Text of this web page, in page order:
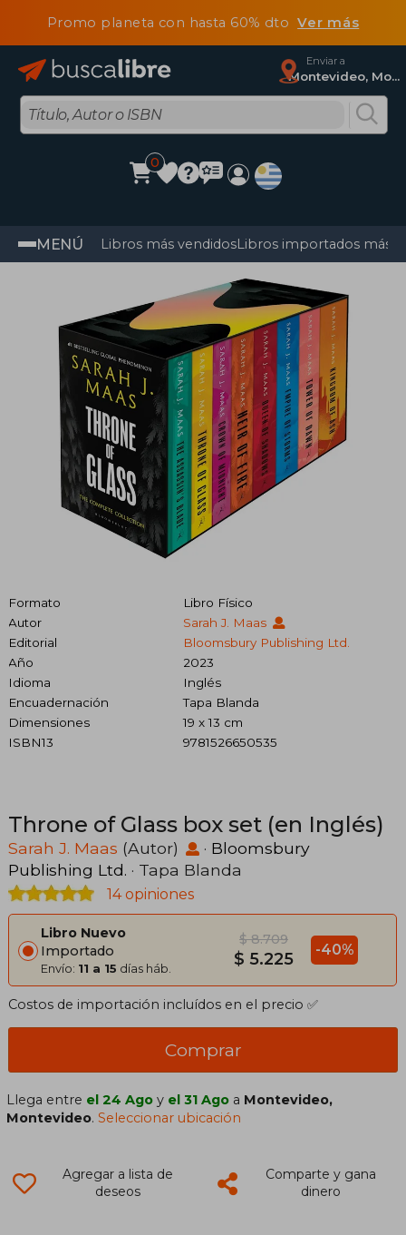
Promo planeta con hasta 60% dtoVer más
Enviar a
Montevideo, Montevideo
0
MENÚ Libros más vendidosLibros importados más
Formato
Libro Físico
Autor
Sarah J. Maas
Editorial
Bloomsbury Publishing Ltd.
Año
2023
Idioma
Inglés
Encuadernación
Tapa Blanda
Dimensiones
19 x 13 cm
ISBN13
9781526650535
Throne of Glass box set (en Inglés)
Sarah J. Maas (Autor) · Bloomsbury
Publishing Ltd. · Tapa Blanda
14 opiniones
Libro Nuevo
Importado
Envío: 11 a 15 días háb.
$ 8.709
$ 5.225 -40%
Costos de importación incluídos en el precio ✅
Comprar
Llega entre el 24 Ago y el 31 Ago a Montevideo,
Montevideo.Seleccionar ubicación
Agregar a lista de
deseos
Comparte y gana
dinero